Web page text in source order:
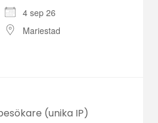
4 sep 26
Mariestad
(unika IP)